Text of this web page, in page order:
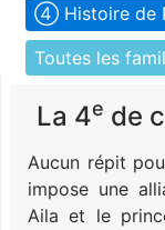
➃ Histoire de
Toutes les
La 4e de
Aucun répit
impose une
Aila et le